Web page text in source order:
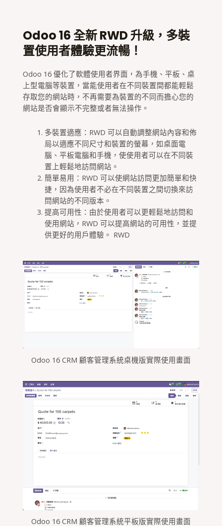
Odoo 16 全新 RWD 升級，多裝
置使用者體驗更流暢！
Odoo 16 優化了軟體使用者界面，為手機、平板、桌
上型電腦等裝置，當能使用者在不同裝置間都能輕鬆
存取您的網站時，不再需要為裝置的不同而擔心您的
網站是否會顯示不完整或者無法操作。
多裝置適應：RWD 可以自動調整網站內容和佈
局以適應不同尺寸和裝置的螢幕，如桌面電
腦、平板電腦和手機，使使用者可以在不同裝
置上輕鬆地訪問網站。
簡單易用：RWD 可以使網站訪問更加簡單和快
捷，因為使用者不必在不同裝置之間切換來訪
問網站的不同版本。
提高可用性：由於使用者可以更輕鬆地訪問和
使用網站，RWD 可以提高網站的可用性，並提
供更好的用戶體驗。 RWD
Odoo 16 CRM 顧客管理系統桌機版實際使用畫面
Odoo 16 CRM 顧客管理系統平板版實際使用畫面